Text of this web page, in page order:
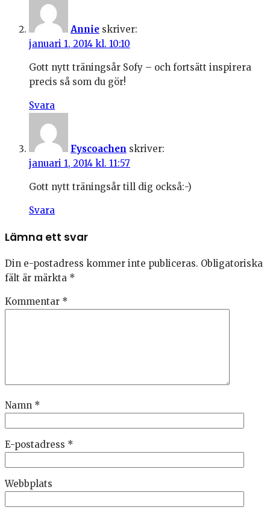
Annie skriver:
januari 1, 2014 kl. 10:10
Gott nytt träningsår Sofy – och fortsätt inspirera
precis så som du gör!
Svara
Fyscoachen skriver:
januari 1, 2014 kl. 11:57
Gott nytt träningsår till dig också:-)
Svara
Lämna ett svar
Din e-postadress kommer inte publiceras. Obligatoriska
fält är märkta *
Kommentar *
Namn *
E-postadress *
Webbplats